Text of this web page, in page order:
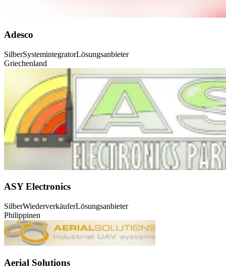
Adesco
SilberSystemintegratorLösungsanbieter
Griechenland
ASY Electronics
SilberWiederverkäuferLösungsanbieter
Philippinen
Aerial Solutions